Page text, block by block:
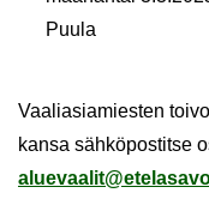
Puula
Vaa­lia­sia­mies­ten
kan­sa säh­kö­pos­tit­se